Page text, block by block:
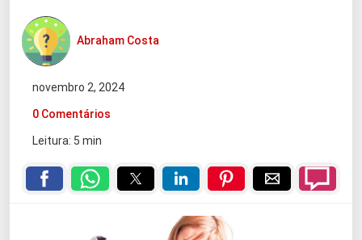
Abraham Costa
novembro 2, 2024
0 Comentários
Leitura: 5 min